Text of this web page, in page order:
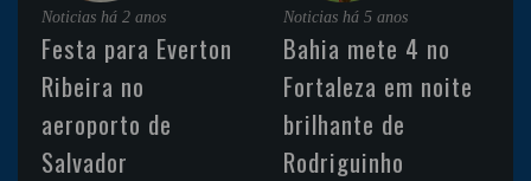
Noticias há 2 anos
Festa para Everton
Ribeira no
aeroporto de
Salvador
Noticias há 5 anos
Bahia mete 4 no
Fortaleza em noite
brilhante de
Rodriguinho